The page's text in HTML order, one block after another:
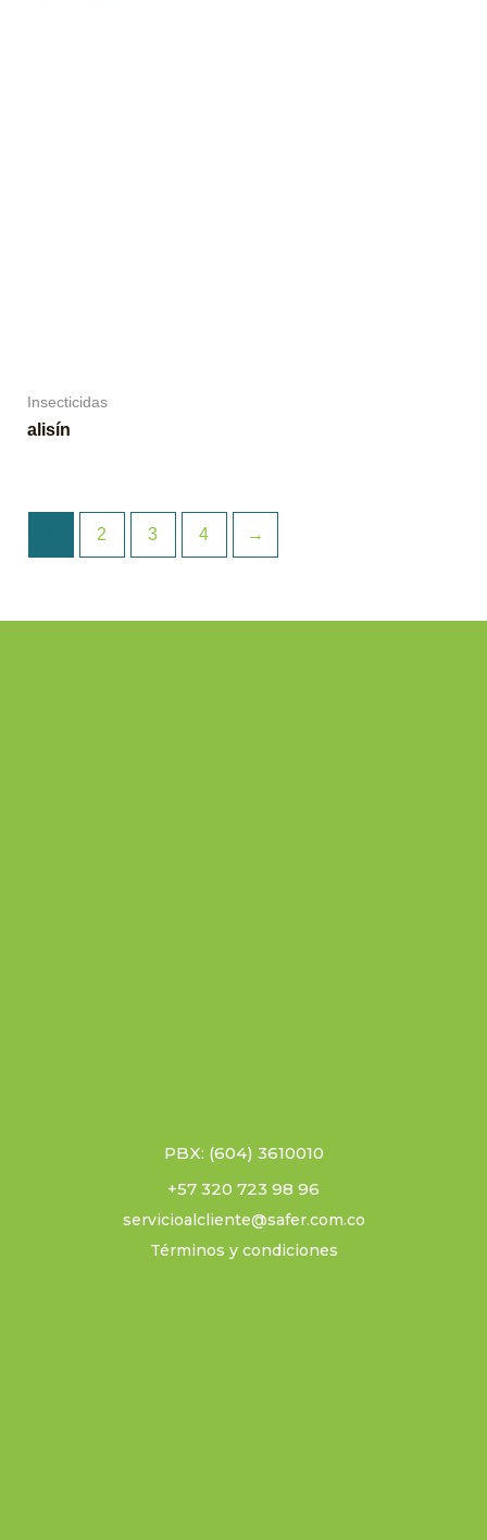
Insecticidas
alisín
2 3 4 →
PBX: (604) 3610010
+57 320 723 98 96
servicioalcliente@safer.com.co
Términos y condiciones